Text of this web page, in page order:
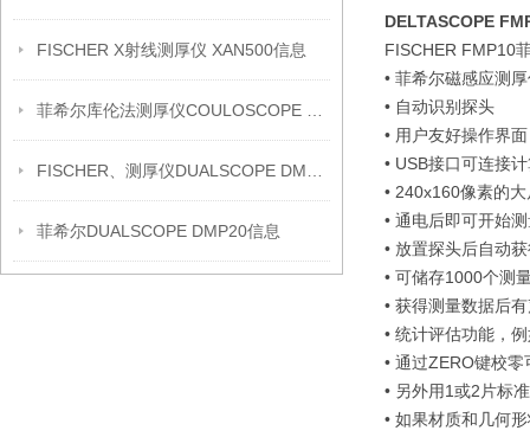
FISCHER X射线测厚仪 XAN500信息
菲希尔DUALSCOPE DMP20信息
DELTASCOPE
FISCHER FMP10
• 菲希尔磁感应测
• 自动识别探头
• 用户友好操作界面
• USB接口可连接
• 240x160像素的
• 通电后即可开始
• 放置探头后自动
• 可储存1000个测
• 获得测量数据后
• 统计评估功能，
• 通过ZERO键校
• 另外用1或2片标
• 如果材质和几何